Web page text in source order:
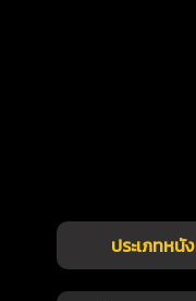
ประเภทหนัง